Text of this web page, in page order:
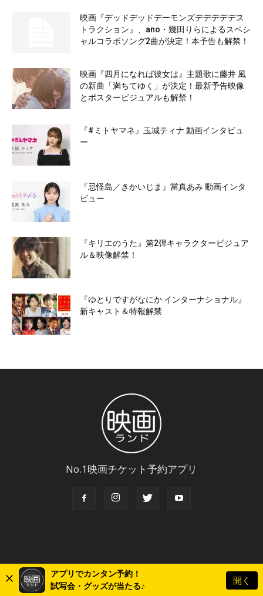
アプリでカンタン予約！
試写会・グッズが当たる♪
開く
映画『デッドデッドデーモンズデデデデデス
トラクション』、ano・幾田りらによるスペシ
ャルコラボソング2曲が決定！本予告も解禁！
映画『四月になれば彼女は』主題歌に藤井 風
の新曲「満ちてゆく」が決定！最新予告映像
とポスタービジュアルも解禁！
『#ミトヤマネ』玉城ティナ 動画インタビュ
ー
『忌怪島／きかいじま』當真あみ 動画インタ
ビュー
『キリエのうた』第2弾キャラクタービジュア
ル＆映像解禁！
『ゆとりですがなにか インターナショナル』
新キャスト＆特報解禁
No.1映画チケット予約アプリ
© Copyright 2018 Eigaland, inc. All Rights Reserved.